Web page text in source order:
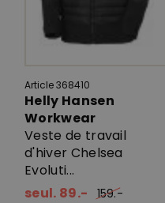
Article 368410
Helly Hansen
Workwear
Veste de travail
d'hiver Chelsea
Evoluti...
seul. 89.-
159.-